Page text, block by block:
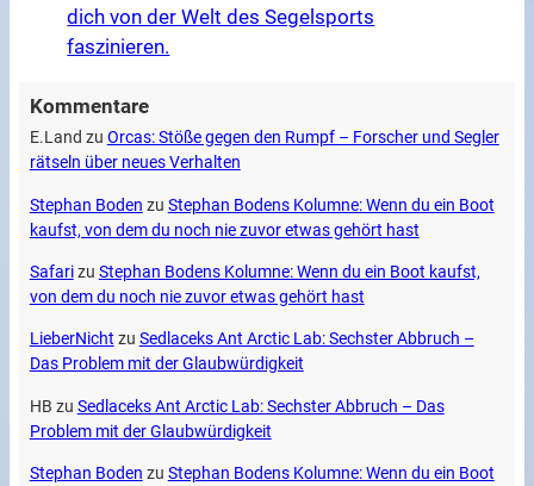
dich von der Welt des Segelsports
faszinieren.
Kommentare
E.Land zu Orcas: Stöße gegen den Rumpf – Forscher und Segler
rätseln über neues Verhalten
Stephan Boden zu Stephan Bodens Kolumne: Wenn du ein Boot
kaufst, von dem du noch nie zuvor etwas gehört hast
Safarizu Stephan Bodens Kolumne: Wenn du ein Boot kaufst,
von dem du noch nie zuvor etwas gehört hast
LieberNicht zu Sedlaceks Ant Arctic Lab: Sechster Abbruch –
Das Problem mit der Glaubwürdigkeit
HB zu Sedlaceks Ant Arctic Lab: Sechster Abbruch – Das
Problem mit der Glaubwürdigkeit
Stephan Boden zu Stephan Bodens Kolumne: Wenn du ein Boot